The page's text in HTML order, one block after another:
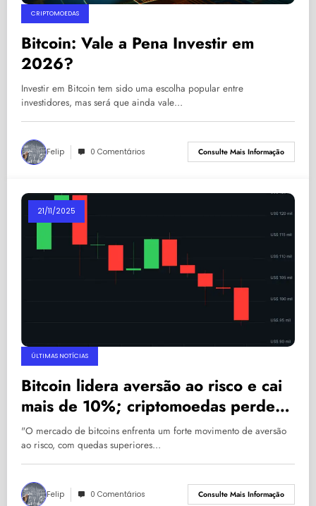
CRIPTOMOEDAS
Bitcoin: Vale a Pena Investir em
2026?
Investir em Bitcoin tem sido uma escolha popular entre
investidores, mas será que ainda vale…
Felip 0 Comentários Consulte Mais Informação
21/11/2025
ÚLTIMAS NOTÍCIAS
Bitcoin lidera aversão ao risco e cai
mais de 10%; criptomoedas perdem
US$ 1,5 trilhão
"O mercado de bitcoins enfrenta um forte movimento de aversão
ao risco, com quedas superiores…
Felip 0 Comentários Consulte Mais Informação